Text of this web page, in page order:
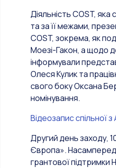
Діяльність COST,
та за її межами,
COST, зокрема, як
Моезі-Гакон, а щодо
інформували
Олеся Кулик та
свого боку Оксана
номінування.
Відеозапис спільної
Другий день заходу,
Європа». Насамперед
грантової підтримки